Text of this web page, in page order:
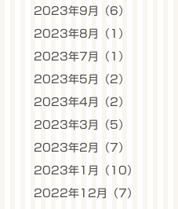
2023年9月（6）
2023年8月（1）
2023年7月（1）
2023年5月（2）
2023年4月（2）
2023年3月（5）
2023年2月（7）
2023年1月（10）
2022年12月（7）